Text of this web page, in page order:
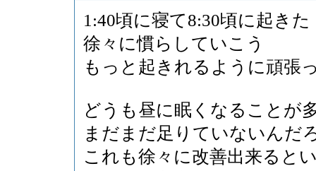
1:40頃に寝て8:30頃に起きた
徐々に慣らしていこう
もっと起きれるように頑張
どうも昼に眠くなることが
まだまだ足りていないんだ
これも徐々に改善出来ると